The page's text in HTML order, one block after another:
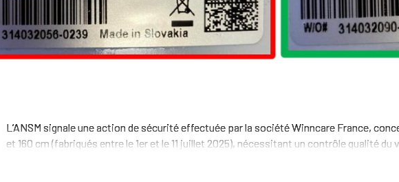
L’ANSM signale une action de sécurité effectuée par la société Winncare France,
et 160 cm (fabriqués entre le 1er et le 11 juillet 2025), nécessitant un contrôle qualité du